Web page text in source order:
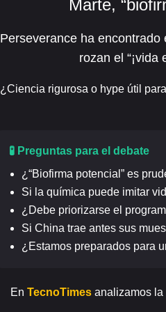
Marte,
Perseverance ha
rozan el
¿Ciencia rigurosa o hype útil
🧪 Preguntas para el debate
¿“Biofirma potencial” es
Si la química puede imitar
¿Debe priorizarse el
Si China trae antes sus
¿Estamos preparados para
En TecnoTimes analizamos